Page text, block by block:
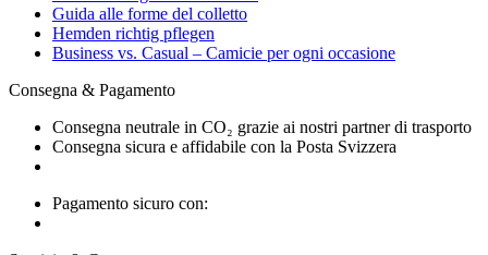
Guida alle forme del colletto
Hemden richtig pflegen
Business vs. Casual – Camicie per ogni occasione
Consegna & Pagamento
Consegna neutrale in CO₂ grazie ai nostri partner di trasporto
Consegna sicura e affidabile con la Posta Svizzera
Pagamento sicuro con: